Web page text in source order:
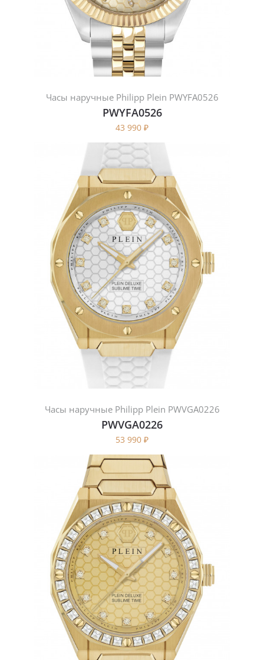
Часы наручные Philipp Plein PWYFA0526
PWYFA0526
43 990 ₽
Часы наручные Philipp Plein PWVGA0226
PWVGA0226
53 990 ₽